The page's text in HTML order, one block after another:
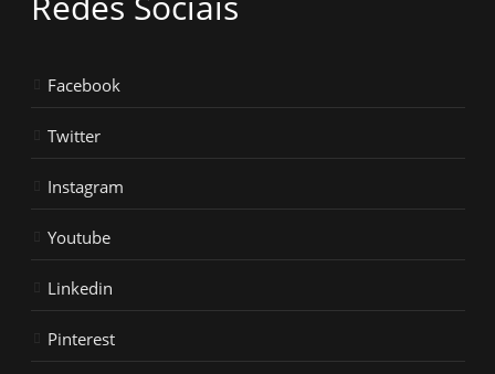
Facebook
Twitter
Instagram
Youtube
Linkedin
Pinterest